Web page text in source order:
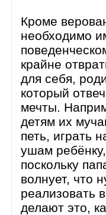
Кроме
необходимо
крайне
для себя,
который
мечты.
детям их
петь, играть
ушам
поскольку
волнует, что
реализовать
делают это,